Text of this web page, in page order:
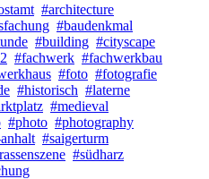
#architecture
#baudenkmal
#building #cityscape
#fachwerk #fachwerkbau
#foto #fotografie
#historisch #laterne
#medieval
#photo #photography
#saigerturm
#südharz